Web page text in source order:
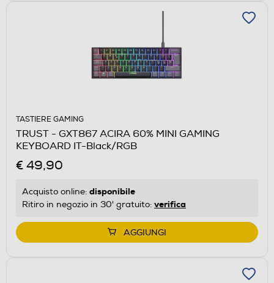
TASTIERE GAMING
TRUST - GXT867 ACIRA 60% MINI GAMING
KEYBOARD IT-Black/RGB
€ 49,90
Acquisto online: disponibile
Ritiro in negozio in 30' gratuito: verifica
AGGIUNGI